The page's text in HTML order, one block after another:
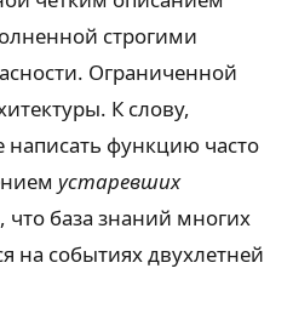
строгими
Ограниченной
К слову,
написать функцию часто
устаревших
что база знаний многих
на событиях двухлетней